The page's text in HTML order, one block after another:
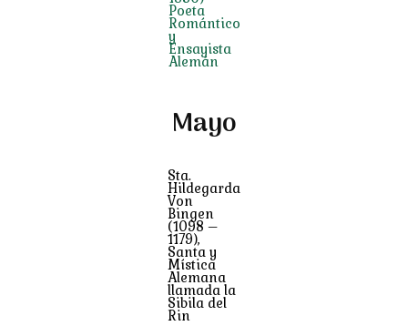
Poeta
Romántico
y
Ensayista
Alemán
Mayo
Sta.
Hildegarda
Von
Bingen
(1098 –
1179),
Santa y
Mística
Alemana
llamada la
Sibila del
Rin